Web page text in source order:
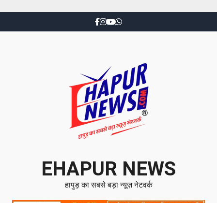
EHAPUR NEWS
हापुड़ का सबसे बड़ा न्यूज़ नेटवर्क